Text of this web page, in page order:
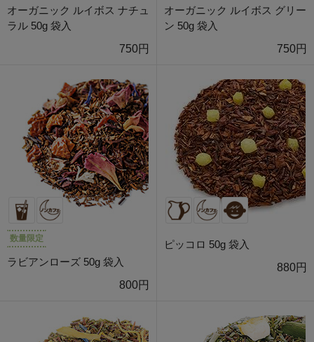
オーガニック ルイボス ナチュ
ラル 50g 袋入
750円
オーガニック ルイボス グリー
ン 50g 袋入
750円
数量限定
ラビアンローズ 50g 袋入
800円
ピッコロ 50g 袋入
880円